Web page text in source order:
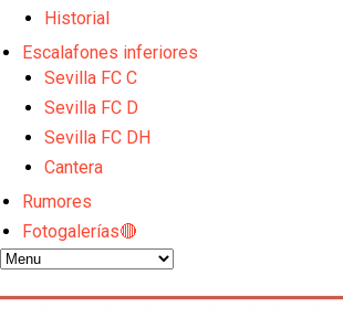
Historial
Escalafones inferiores
Sevilla FC C
Sevilla FC D
Sevilla FC DH
Cantera
Rumores
Fotogalerías🔴